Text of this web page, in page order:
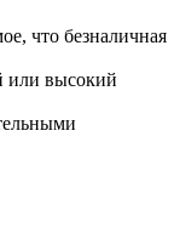
что безналичная
или высокий